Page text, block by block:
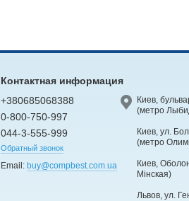
Контактная информация
+380685068388
0-800-750-997
044-3-555-999
Обратный звонок
Email:buy@compbest.com.ua
Киев,
(метро
Киев, ул.
(метро
Киев,
Мінская)
Львов, ул.